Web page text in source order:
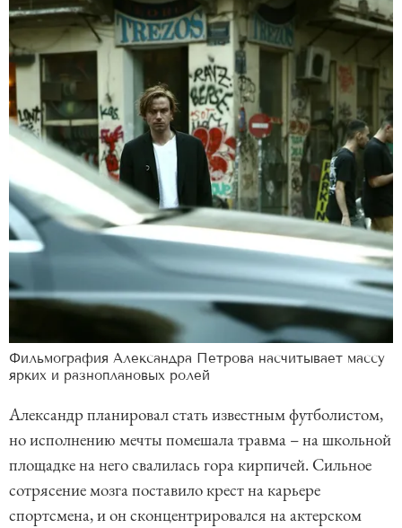
Фильмография Александра Петрова насчитывает массу
ярких и разноплановых ролей
Александр планировал стать известным футболистом,
но исполнению мечты помешала травма – на школьной
площадке на него свалилась гора кирпичей. Сильное
сотрясение мозга поставило крест на карьере
спортсмена, и он сконцентрировался на актерском